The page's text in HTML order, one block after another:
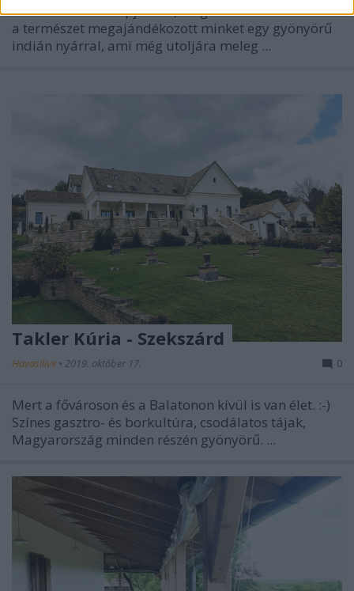
Október utolsó napjaiban, még az óra átállítás előtt
a természet megajándékozott minket egy gyönyörű
indián nyárral, ami még utoljára meleg ...
Takler Kúria - Szekszárd
Havasilive • 2019. október 17. 0
Mert a fővároson és a Balatonon kívül is van élet. :-)
Színes gasztro- és borkultúra, csodálatos tájak,
Magyarország minden részén gyönyörű. ...